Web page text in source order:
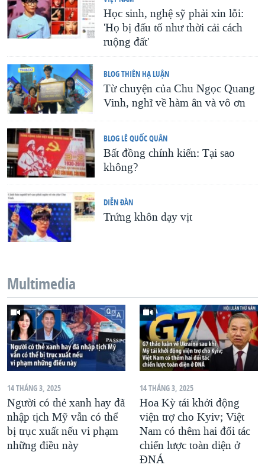
Học sinh, nghệ sỹ phải xin lỗi:
'Họ bị đấu tố như thời cải cách
ruộng đất'
BLOG THIÊN HẠ LUẬN
Từ chuyện của Chu Ngọc Quang
Vinh, nghĩ về hàm ân và vô ơn
BLOG LÊ QUỐC QUÂN
Bất đồng chính kiến: Tại sao
không?
DIỄN ĐÀN
Trứng khôn dạy vịt
Multimedia
14 THÁNG 3, 2025
Người có thẻ xanh hay đã
nhập tịch Mỹ vẫn có thể
bị trục xuất nếu vi phạm
những điều này
14 THÁNG 3, 2025
Hoa Kỳ tái khởi động
viện trợ cho Kyiv; Việt
Nam có thêm hai đối tác
chiến lược toàn diện ở
ĐNÁ